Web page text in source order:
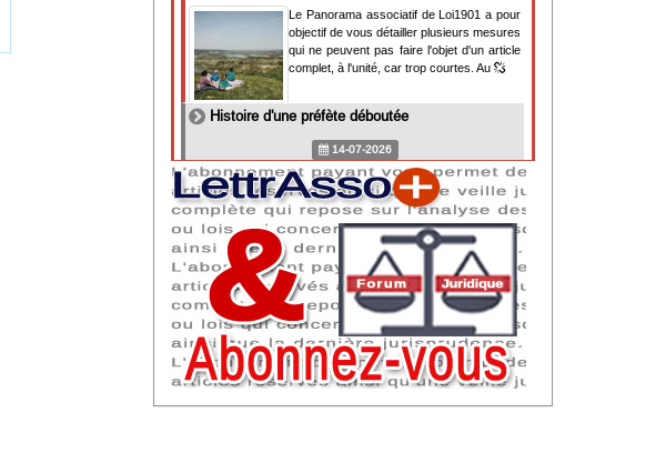
Le Panorama associatif de Loi1901 a pour
objectif de vous détailler plusieurs mesures
qui ne peuvent pas faire l'objet d'un article
complet, à l'unité, car trop courtes. Au
Histoire d'une préfète déboutée
14-07-2026
Il y a des préfètes et des préfets qui
souhaitent tellement faire plaisir à ceux, par
lesquels leur bonne fortune est arrivée,
qu'ils en oublient la réalité de leur fonction
qui
NAF 2025 : nouvelle nomenclature d'activités
dès 2027
07-07-2026
Les nomenclatures d'activités française